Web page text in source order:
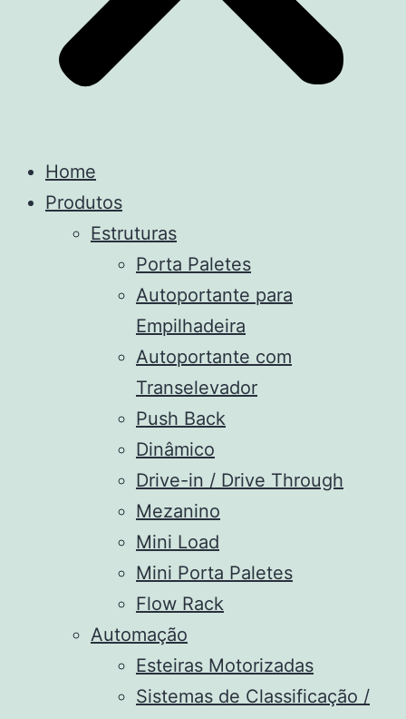
Home
Produtos
Estruturas
Porta Paletes
Autoportante para
Empilhadeira
Autoportante com
Transelevador
Push Back
Dinâmico
Drive-in / Drive Through
Mezanino
Mini Load
Mini Porta Paletes
Flow Rack
Automação
Esteiras Motorizadas
Sistemas de Classificação /